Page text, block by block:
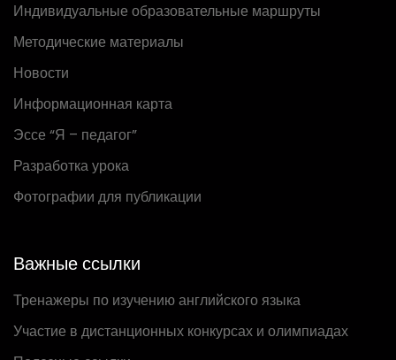
Индивидуальные образовательные маршруты
Методические материалы
Новости
Информационная карта
Эссе “Я – педагог”
Разработка урока
Фотографии для публикации
Важные ссылки
Тренажеры по изучению английского языка
Участие в дистанционных конкурсах и олимпиадах